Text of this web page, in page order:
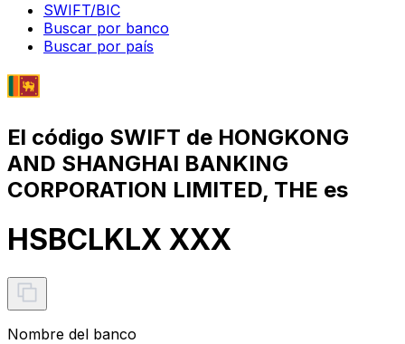
SWIFT/BIC
Buscar por banco
Buscar por país
El código SWIFT de HONGKONG
AND SHANGHAI BANKING
CORPORATION LIMITED, THE es
HSBCLKLX XXX
Nombre del banco